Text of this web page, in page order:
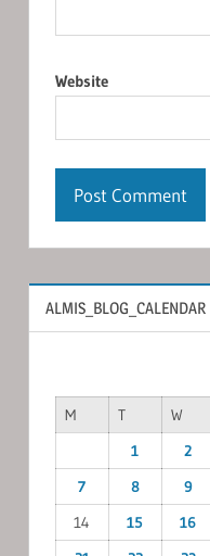
Website
ALMIS_BLOG_CALENDAR
M T W
1
2
7
8 9
14
15 16